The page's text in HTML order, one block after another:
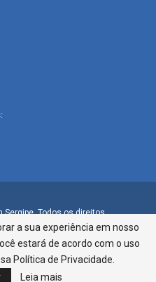
Todos os direitos
276, Bairro São José |
79.2106.8000 - CI Centro de
LTDA
a sua experiência em nosso
estará de acordo com o uso
Política de Privacidade.
Leia mais